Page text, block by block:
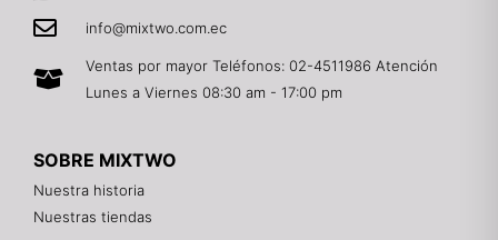
info@mixtwo.com.ec
Ventas por mayor Teléfonos: 02-4511986 Atención
Lunes a Viernes 08:30 am - 17:00 pm
SOBRE MIXTWO
Nuestra historia
Nuestras tiendas